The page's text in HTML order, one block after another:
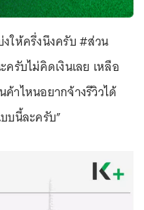
ให้ครึ่งนึงครับ #ส่วน
รับไม่คิดเงินเลย เหลือ
าไหนอยากจ้างรีวิวได้
บนี้ละครับ”